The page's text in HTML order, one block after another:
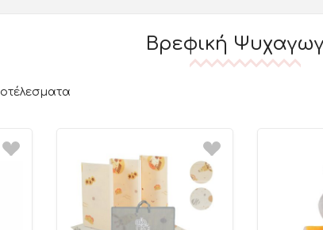
Βρεφική